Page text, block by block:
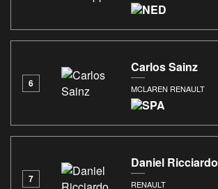
6
Carlos Sainz
MCLAREN RENAULT
7
Daniel Ricciardo
RENAULT